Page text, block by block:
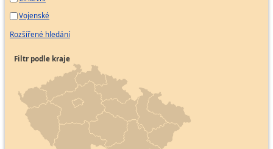
Vojenské
Rozšířené hledání
Filtr podle kraje